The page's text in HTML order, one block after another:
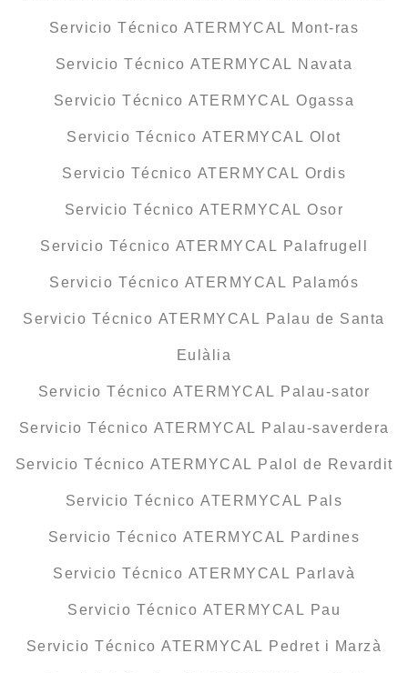
Servicio Técnico ATERMYCAL Mont-ras
Servicio Técnico ATERMYCAL Navata
Servicio Técnico ATERMYCAL Ogassa
Servicio Técnico ATERMYCAL Olot
Servicio Técnico ATERMYCAL Ordis
Servicio Técnico ATERMYCAL Osor
Servicio Técnico ATERMYCAL Palafrugell
Servicio Técnico ATERMYCAL Palamós
Servicio Técnico ATERMYCAL Palau de Santa
Eulàlia
Servicio Técnico ATERMYCAL Palau-sator
Servicio Técnico ATERMYCAL Palau-saverdera
Servicio Técnico ATERMYCAL Palol de Revardit
Servicio Técnico ATERMYCAL Pals
Servicio Técnico ATERMYCAL Pardines
Servicio Técnico ATERMYCAL Parlavà
Servicio Técnico ATERMYCAL Pau
Servicio Técnico ATERMYCAL Pedret i Marzà